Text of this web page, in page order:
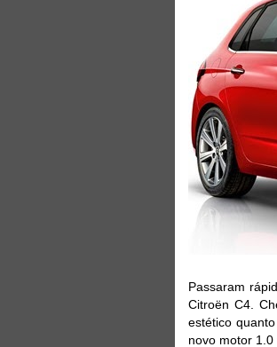
Passaram
Citroën C4.
estético
novo motor 1.0